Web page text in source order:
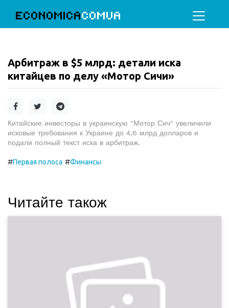
ECONOMICACOMUA
Арбитраж в $5 млрд: детали иска
китайцев по делу «Мотор Сичи»
Китайские инвесторы в украинскую "Мотор Сич" увеличили
исковые требования к Украине до 4,6 млрд долларов и
подали полный текст иска в арбитраж.
#Первая полоса #Финансы
Читайте також